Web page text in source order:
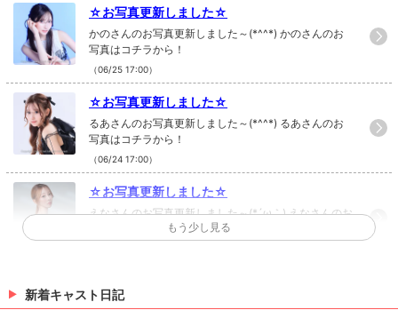
☆お写真更新しました☆
かのさんのお写真更新しました～(*^^*) かのさんのお
写真はコチラから！
（06/25 17:00）
☆お写真更新しました☆
るあさんのお写真更新しました～(*^^*) るあさんのお
写真はコチラから！
（06/24 17:00）
☆お写真更新しました☆
えなさんのお写真更新しました～(*´ω｀) えなさんのお
写真はコチラから！
まひろさんのお写真更新しました(*´ω｀) まひろさんの
もう少し見る
新着キャスト日記